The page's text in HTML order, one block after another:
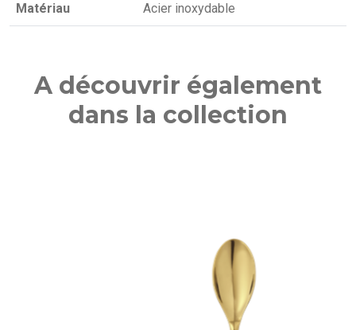
Matériau Acier inoxydable
A découvrir également
dans la collection